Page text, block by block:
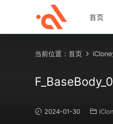
首页
当前位置： 首页
2024-01-30